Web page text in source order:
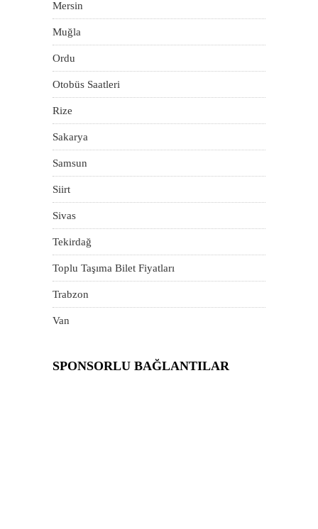
Mersin
Muğla
Ordu
Otobüs Saatleri
Rize
Sakarya
Samsun
Siirt
Sivas
Tekirdağ
Toplu Taşıma Bilet Fiyatları
Trabzon
Van
SPONSORLU BAĞLANTILAR